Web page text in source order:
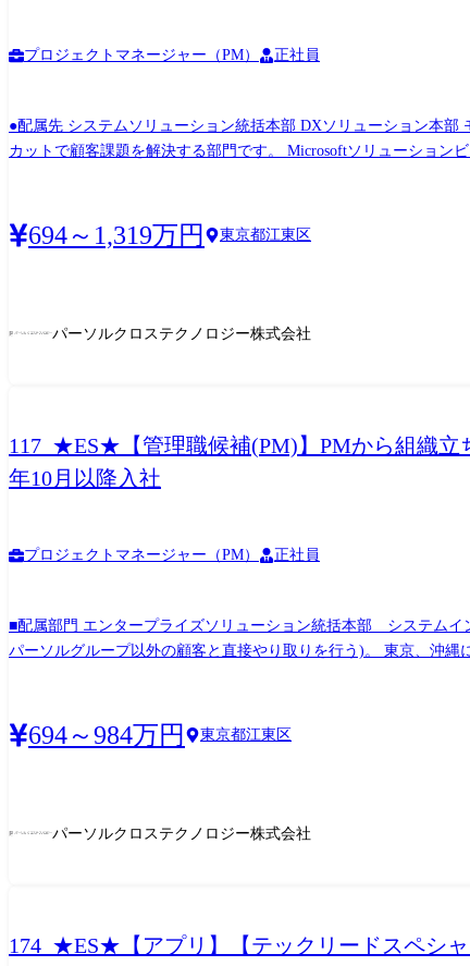
プロジェクトマネージャー（PM） 正社員
●配属先 システムソリューション統括本部 DXソリューション本部 モダンアプリソリューション部 当部門は、MSアーキテクチ
カットで顧客課題を解決する部門です。 Microsoftソリューション
役割となります。 ・システム開発のマネジメント(スケジュール
係部門、開発パートナー等との各種調整 ●プロジェクト事例 ・事例①:75人月、期間10カ月以上、担当フェーズ:要件整理 ~ 本番導入、利用技術(Dynamics 365 FO/ERP) ・事例②:50人月、期
Automate Desktop) ・Dynamics 365 CE(CRM) ・Dynamics 365 FO(ERP) ・Dynamics 365 Copilot ●組織カルチャー ・ワークライフバランス(
た、リモートワークできる環境です。出勤時は豊洲です。 ・案件
694～1,319万円 東京都江東区
パーソルクロステクノロジー株式会社
117_★ES★【管理職候補(PM)】PMから組織
年10月以降入社
プロジェクトマネージャー（PM） 正社員
■配属部門 エンタープライズソリューション統括本部 システムインテグレーション本部 システム開発2部 ■部門
パーソルグループ以外の顧客と直接やり取りを行う)。 東京、沖縄
マネジメント】 ・プロジェクトマネージャー(PM)と連携したプロ
数プロジェクトを見据えた、横断的な管理基盤の整備(標準化) 【2. 組織マネジメント】 ・チーム運営(1on1/目標設定/評価)およびメンバー育成 ・収支管理・人員計画の立案と実行 ・新規/既
としてプロジェクトにも一定割合で関与しつつ、顧客・案件・メ
694～984万円 東京都江東区
パーソルクロステクノロジー株式会社
174_★ES★【アプリ】【テックリードスペシ